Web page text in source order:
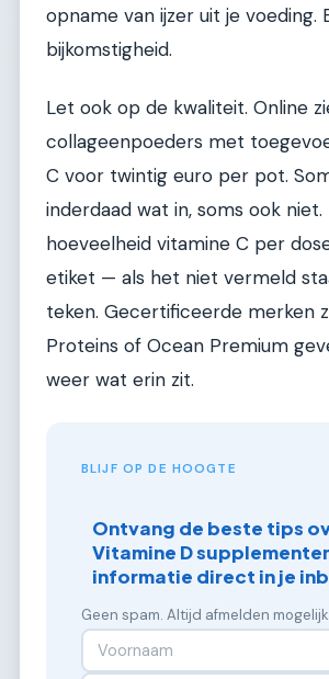
opname van ijzer uit je voeding.
bijkomstigheid.
Let ook op de kwaliteit. Online
collageenpoeders met
C voor twintig euro per pot.
inderdaad wat in, soms ook niet.
hoeveelheid vitamine C per
etiket — als het niet vermeld
teken. Gecertificeerde merken
Proteins of Ocean Premium
weer wat erin zit.
BLIJF OP DE HOOGTE
Ontvang de beste tips
Vitamine D
informatie direct in je
Geen spam. Altijd afmelden